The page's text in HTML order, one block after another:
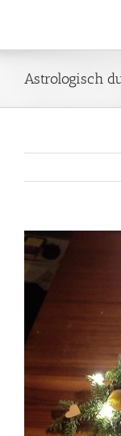
Astrologisch
Zeige
grösseres